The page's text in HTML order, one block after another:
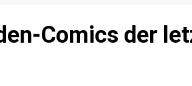
Comics der